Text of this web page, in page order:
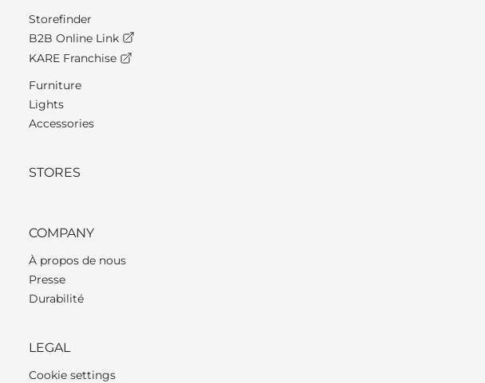
Storefinder
B2B Online Link
KARE Franchise
Furniture
Lights
Accessories
STORES
COMPANY
À propos de nous
Presse
Durabilité
LEGAL
Cookie settings